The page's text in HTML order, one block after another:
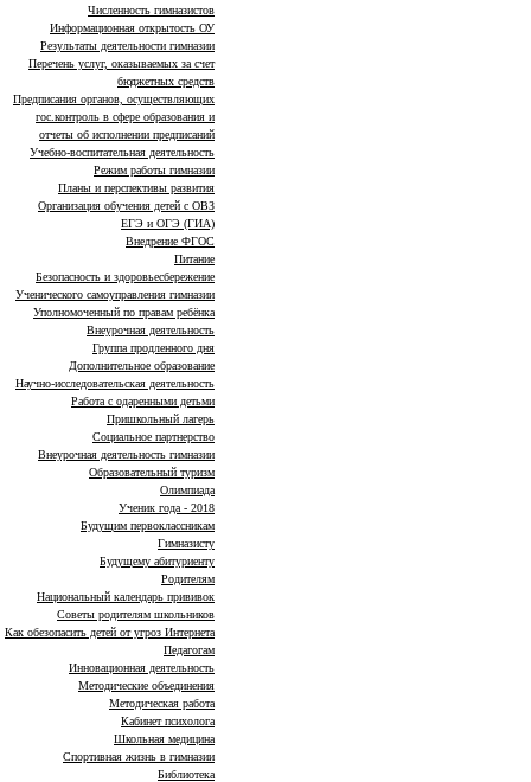
Численность гимназистов
Информационная открытость ОУ
Результаты деятельности гимназии
Перечень услуг, оказываемых за счет
бюджетных средств
Предписания органов, осуществляющих
гос.контроль в сфере образования и
отчеты об исполнении предписаний
Учебно-воспитательная деятельность
Режим работы гимназии
Планы и перспективы развития
Организация обучения детей с ОВЗ
ЕГЭ и ОГЭ (ГИА)
Внедрение ФГОС
Питание
Безопасность и здоровьесбережение
Ученического самоуправления гимназии
Уполномоченный по правам ребёнка
Внеурочная деятельность
Группа продленного дня
Дополнительное образование
Научно-исследовательская деятельность
Работа с одаренными детьми
Пришкольный лагерь
Социальное партнерство
Внеурочная деятельность гимназии
Образовательный туризм
Олимпиада
Ученик года - 2018
Будущим первоклассникам
Гимназисту
Будущему абитуриенту
Родителям
Национальный календарь прививок
Советы родителям школьников
Как обезопасить детей от угроз Интернета
Педагогам
Инновационная деятельность
Методические объединения
Методическая работа
Кабинет психолога
Школьная медицина
Спортивная жизнь в гимназии
Библиотека